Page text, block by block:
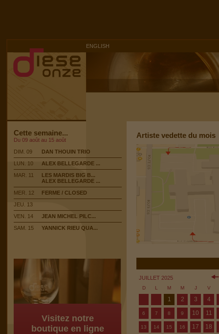
ENGLISH
Cette semaine...
Du 09 août au 15 août
DIM. 09
DAN THOUIN TRIO
LUN. 10
ALEX BELLEGARDE ...
MAR. 11
LES MARDIS BIG B...
ALEX BELLEGARDE ...
MER. 12
FERME / CLOSED
JEU. 13
VEN. 14
JEAN MICHEL PILC...
SAM. 15
YANNICK RIEU QUA...
Visitez notre
boutique en ligne
Artiste vedette du mois
JUILLET 2025
D L M M J V
1 2 3 4
6 7 8 9 10 11
13 14 15 16 17 18